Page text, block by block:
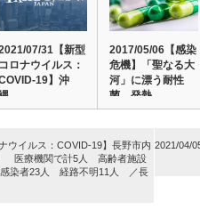
07/31【新型
コロナウイルス：
19】沖
…
2017/05/06【感染
危機】「聖なる大
河」に漂う耐性
菌 発熱…
ウイルス：COVID-19】長野市内
医療機関で計5人 高齢者施設
染者23人 経路不明11人 ／長
2021/04/